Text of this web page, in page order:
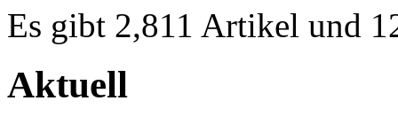
Es gibt 2,811 Artikel und
Aktuell